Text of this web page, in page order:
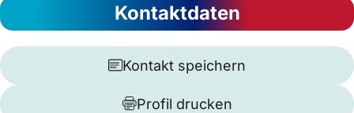
Kontaktdaten
Kontakt speichern
Profil drucken